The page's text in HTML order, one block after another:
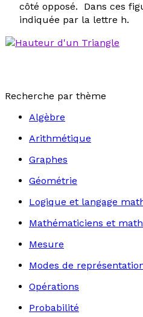
côté opposé. Dans ces
indiquée par la lettre h.
Recherche par thème
Algèbre
Arithmétique
Graphes
Géométrie
Logique et langage
Mathématiciens et
Mesure
Modes de
Opérations
Probabilité